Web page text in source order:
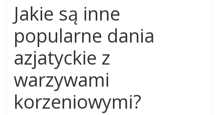
Jakie są inne
popularne dania
azjatyckie z
warzywami
korzeniowymi?